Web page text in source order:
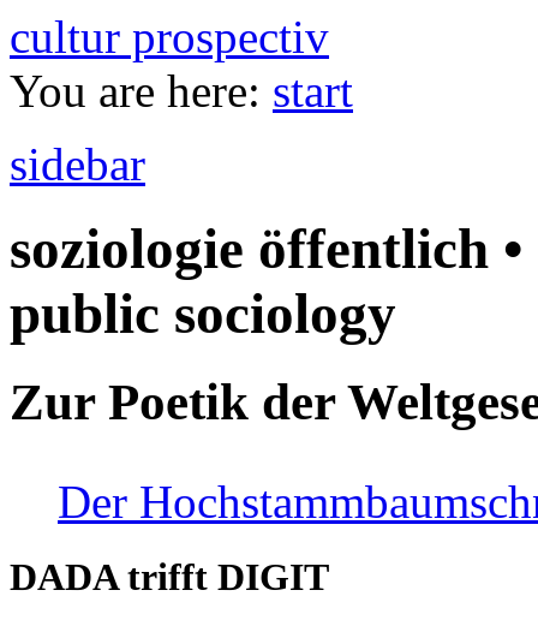
cultur prospectiv
You are here: start
sidebar
soziologie öffentlich
public sociology
Zur Poetik der
Der
DADA trifft DIGIT